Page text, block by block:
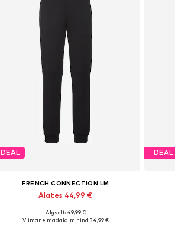
DEAL
FRENCH CONNECTION LM
Alates 44,99 €
Saadaval erinevates suurustes
Algselt: 49,99 €
Viimane madalaim hind:34,99 €
DEAL